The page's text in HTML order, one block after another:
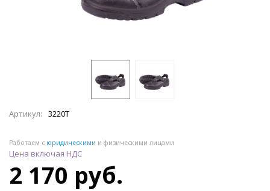
Артикул: 3220Т
Работаем с юридическими и физическими лицами
Цена включая НДС
2 170 руб.